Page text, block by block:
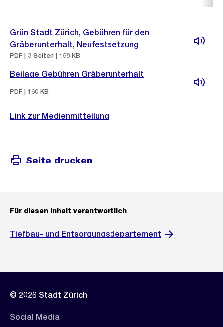
Grün Stadt Zürich, Gebühren für den
Gräberunterhalt, Neufestsetzung
PDF | 3 Seiten | 158 KB
Beilage Gebühren Gräberunterhalt
PDF | 160 KB
Link zur Medienmitteilung
Seite drucken
Für diesen Inhalt verantwortlich
Tiefbau- und Entsorgungsdepartement
© 2026 Stadt Zürich
Social Media